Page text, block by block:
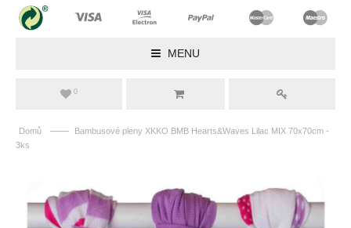
MENU
0
Domů ——
Bambusové pleny XKKO BMB Hearts&Waves Lilac MIX 70x70cm -
3ks